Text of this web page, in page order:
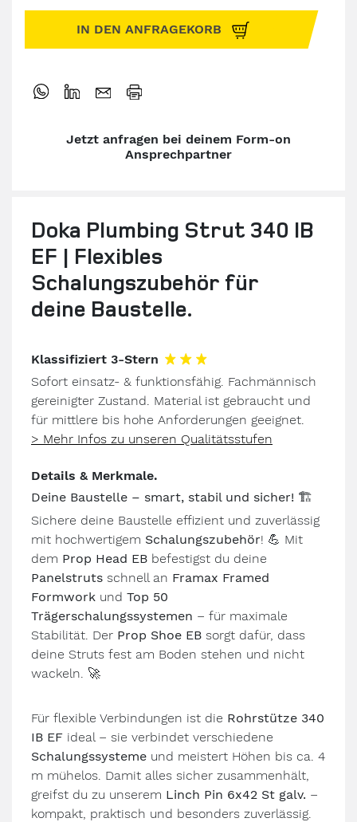
Doka Plumbing Strut 340 IB
EF | Flexibles
Schalungszubehör für
deine Baustelle.
Klassifiziert 3-Stern
Sofort einsatz- & funktionsfähig. Fachmännisch
gereinigter Zustand. Material ist gebraucht und
für mittlere bis hohe Anforderungen geeignet.
> Mehr Infos zu unseren Qualitätsstufen
Details & Merkmale.
Deine Baustelle – smart, stabil und sicher! 🏗️
Sichere deine Baustelle effizient und zuverlässig
mit hochwertigem Schalungszubehör! 💪 Mit
dem Prop Head EB befestigst du deine
Panelstruts schnell an Framax Framed
Formwork und Top 50
Trägerschalungssystemen – für maximale
Stabilität. Der Prop Shoe EB sorgt dafür, dass
deine Struts fest am Boden stehen und nicht
wackeln. 🚀
Für flexible Verbindungen ist die Rohrstütze 340
IB EF ideal – sie verbindet verschiedene
Schalungssysteme und meistert Höhen bis ca. 4
m mühelos. Damit alles sicher zusammenhält,
greifst du zu unserem Linch Pin 6x42 St galv. –
kompakt, praktisch und besonders zuverlässig.
IN DEN ANFRAGEKORB
Jetzt anfragen bei deinem Form-on
Ansprechpartner